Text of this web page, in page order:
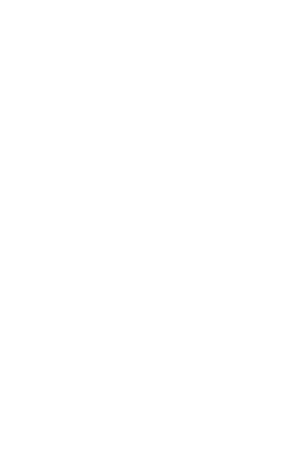
2.0IAS
M-PACK PLUG
chauffants, Sièges